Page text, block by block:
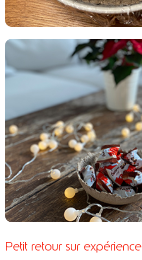
Petit retour sur expérience